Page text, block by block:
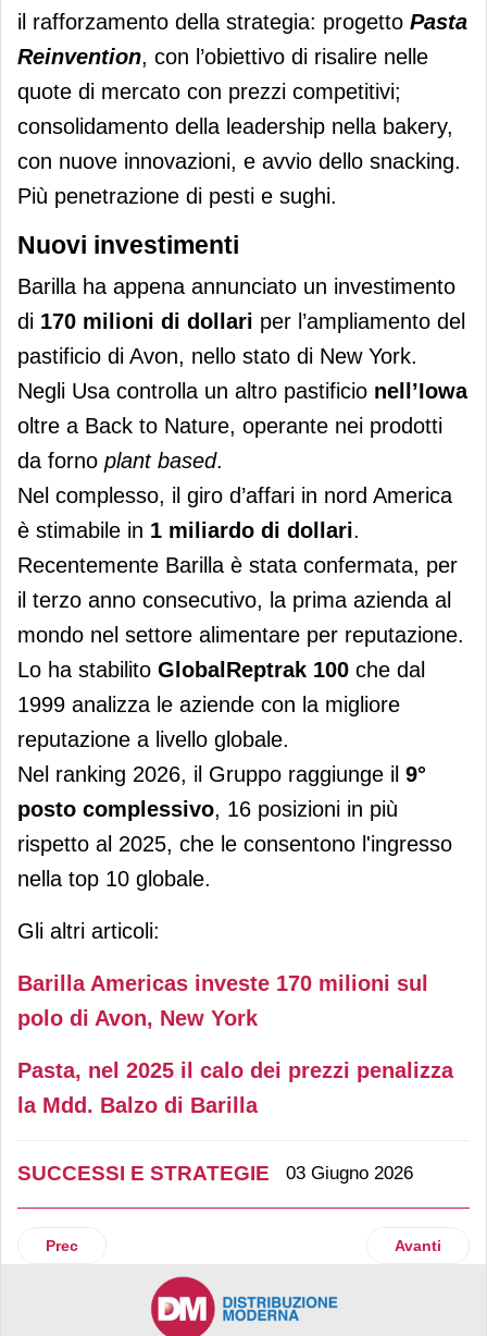
il rafforzamento della strategia: progetto Pasta
Reinvention, con l’obiettivo di risalire nelle
quote di mercato con prezzi competitivi;
consolidamento della leadership nella bakery,
con nuove innovazioni, e avvio dello snacking.
Più penetrazione di pesti e sughi.
Nuovi investimenti
Barilla ha appena annunciato un investimento
di 170 milioni di dollari per l’ampliamento del
pastificio di Avon, nello stato di New York.
Negli Usa controlla un altro pastificio nell’Iowa
oltre a Back to Nature, operante nei prodotti
da forno plant based.
Nel complesso, il giro d’affari in nord America
è stimabile in 1 miliardo di dollari.
Recentemente Barilla è stata confermata, per
il terzo anno consecutivo, la prima azienda al
mondo nel settore alimentare per reputazione.
Lo ha stabilito GlobalReptrak 100 che dal
1999 analizza le aziende con la migliore
reputazione a livello globale.
Nel ranking 2026, il Gruppo raggiunge il 9°
posto complessivo, 16 posizioni in più
rispetto al 2025, che le consentono l'ingresso
nella top 10 globale.
Gli altri articoli:
Barilla Americas investe 170 milioni sul
polo di Avon, New York
Pasta, nel 2025 il calo dei prezzi penalizza
la Mdd. Balzo di Barilla
SUCCESSI E STRATEGIE 03 Giugno 2026
Articolo precedente: Mutti rilancia con investimenti per 42
Prec Articolo
Avanti